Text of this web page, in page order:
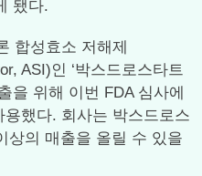
됐다.
합성효소 저해제
ASI)인 ‘박스드로스타트
을 위해 이번 FDA 심사에
했다. 회사는 박스드로스
상의 매출을 올릴 수 있을